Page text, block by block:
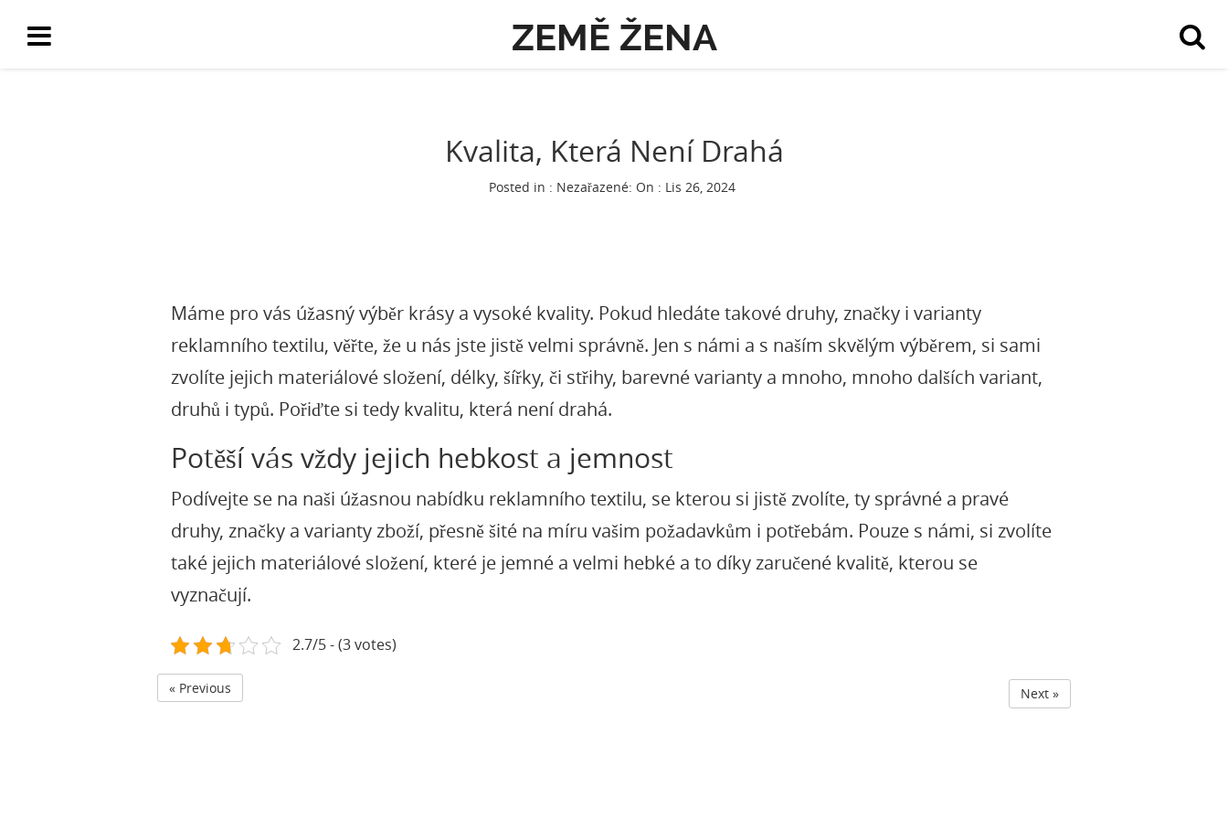
ZEMĚ ŽENA
Kvalita, Která Není Drahá
Posted in : Nezařazené: On : Lis 26, 2024
Máme pro vás úžasný výběr krásy a vysoké kvality. Pokud hledáte takové druhy, značky i varianty
reklamního textilu, věřte, že u nás jste jistě velmi správně. Jen s námi a s naším skvělým výběrem, si sami
zvolíte jejich materiálové složení, délky, šířky, či střihy, barevné varianty a mnoho, mnoho dalších variant,
druhů i typů. Pořiďte si tedy kvalitu, která není drahá.
Potěší vás vždy jejich hebkost a jemnost
Podívejte se na naši úžasnou nabídku reklamního textilu, se kterou si jistě zvolíte, ty správné a pravé
druhy, značky a varianty zboží, přesně šité na míru vašim požadavkům i potřebám. Pouze s námi, si zvolíte
také jejich materiálové složení, které je jemné a velmi hebké a to díky zaručené kvalitě, kterou se
vyznačují.
2.7/5 - (3 votes)
« Previous Next »